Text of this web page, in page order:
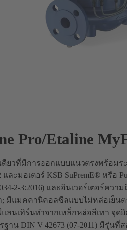
Pro/Etaline
ยวที่มีการออกแบบแนวตรงพร้อมร
และมอเตอร์ KSB SuPremE® หรือ
2-3:2016) และอินเวอร์เตอร์คว
มีแมคคานิคอลซีลแบบไม่หล่อเย็นต
ลนเทิร์นทำจากเหล็กหล่อสีเทา จุดยึ
าน DIN V 42673 (07-2011) มีรุ่น